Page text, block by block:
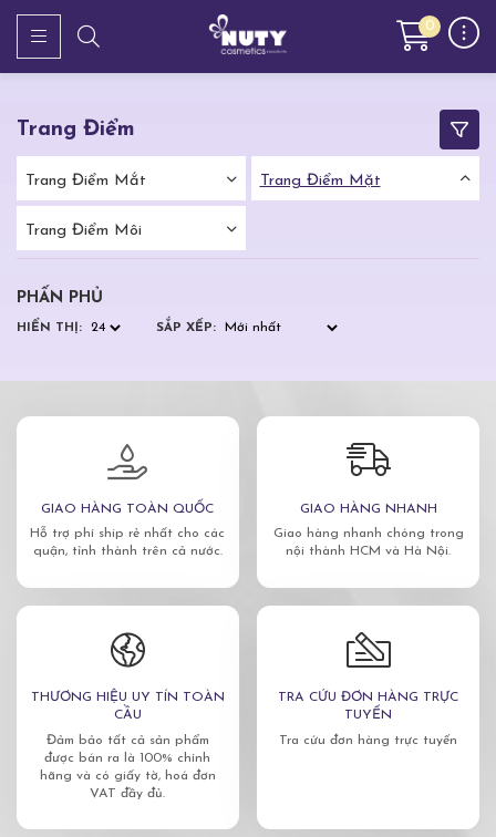
0
Trang Điểm
Trang Điểm Mắt Trang Điểm Mặt
Trang Điểm Môi
PHẤN PHỦ
HIỂN THỊ: SẮP XẾP:
GIAO HÀNG TOÀN QUỐC
Hỗ trợ phí ship rẻ nhất cho các
quận, tỉnh thành trên cả nước.
GIAO HÀNG NHANH
Giao hàng nhanh chóng trong
nội thành HCM và Hà Nội.
THƯƠNG HIỆU UY TÍN TOÀN
CẦU
Đảm bảo tất cả sản phẩm
được bán ra là 100% chính
hãng và có giấy tờ, hoá đơn
VAT đầy đủ.
TRA CỨU ĐƠN HÀNG TRỰC
TUYẾN
Tra cứu đơn hàng trực tuyến